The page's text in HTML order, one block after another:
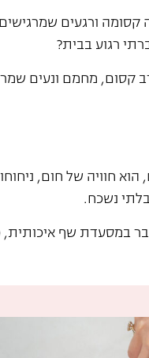
קסומה ורגעים
רגוע בבית?
קסום, מחמם ונעים
הוא חוויה של חום,
נשכח.
במסעדת שף